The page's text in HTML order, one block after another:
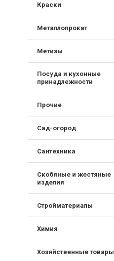
Краски
Металлопрокат
Метизы
Посуда и кухонные
принадлежности
Прочие
Сад-огород
Сантехника
Скобяные и жестяные
изделия
Стройматериалы
Химия
Хозяйственные товары